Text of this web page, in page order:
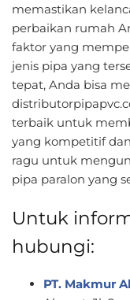
memastikan
perbaikan rumah
faktor yang
jenis pipa yang
tepat, Anda bisa
terbaik untuk
yang kompetitif
ragu untuk
pipa paralon yang
Untuk
hubungi:
PT. Makmur